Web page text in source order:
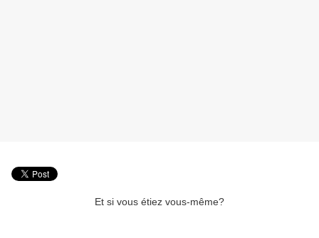
Et si vous étiez vous-même?